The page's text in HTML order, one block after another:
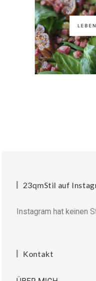
23qmStil auf
Instagram hat keinen
Kontakt